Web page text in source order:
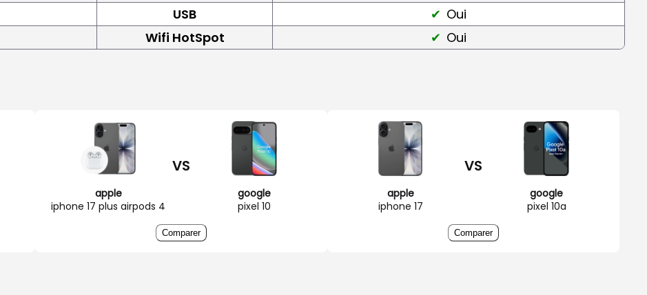
USB
Oui
Wifi HotSpot Oui
apple
iphone 17 plus airpods 4
VS
google
pixel 10
Comparer
apple
iphone 17
VS
google
pixel 10a
Comparer